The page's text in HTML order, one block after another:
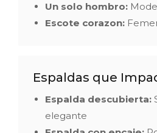
Un solo hombro:
Escote corazon:
Espaldas que
Espalda descubierta:
elegante